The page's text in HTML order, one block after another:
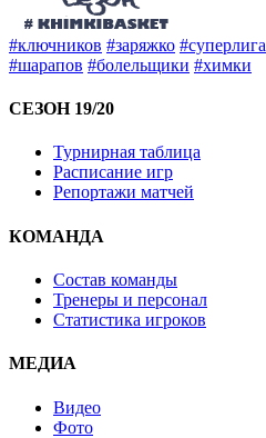
#ключников #заряжко #суперлига
#шарапов #болельщики #химки
СЕЗОН 19/20
Турнирная таблица
Расписание игр
Репортажи матчей
КОМАНДА
Состав команды
Тренеры и персонал
Статистика игроков
МЕДИА
Видео
Фото